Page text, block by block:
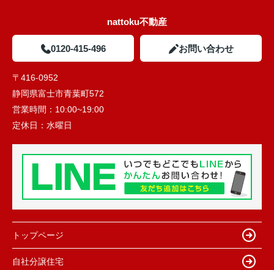
nattoku不動産
0120-415-496 お問い合わせ
〒416-0952
静岡県富士市青葉町572
営業時間： 10:00~19:00
定休日： 水曜日
トップページ
自社分譲住宅